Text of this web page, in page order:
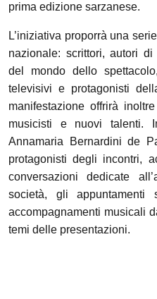
prima edizione sarzanese.
L’iniziativa proporrà una
nazionale: scrittori, autori
del mondo dello
televisivi e protagonisti
manifestazione offrirà
musicisti e nuovi talenti.
Annamaria Bernardini de
protagonisti degli incontri,
conversazioni dedicate
società, gli appuntamenti
accompagnamenti musicali
temi delle presentazioni.